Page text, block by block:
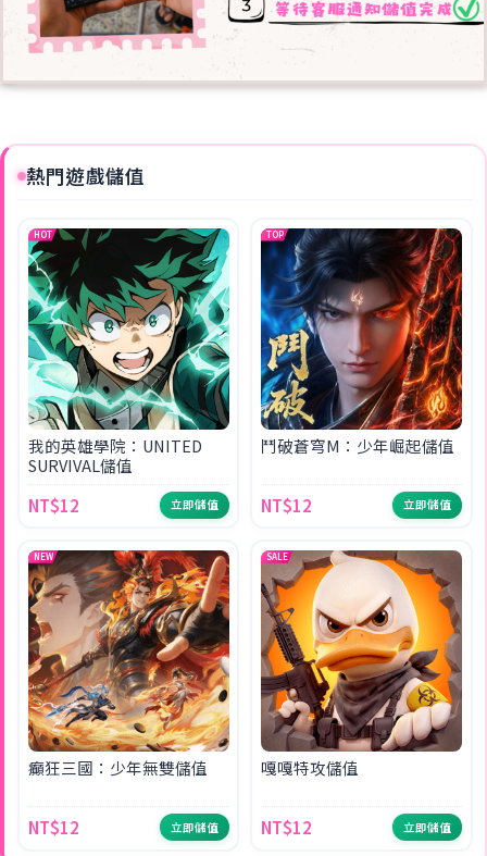
熱門遊戲儲值
HOT
我的英雄學院：UNITED
SURVIVAL儲值
NT$12
立即儲值
TOP
鬥破蒼穹M：少年崛起儲值
NT$12 立即儲值
NEW
癲狂三國：少年無雙儲值
NT$12 立即儲值
SALE
嘎嘎特攻儲值
NT$12 立即儲值